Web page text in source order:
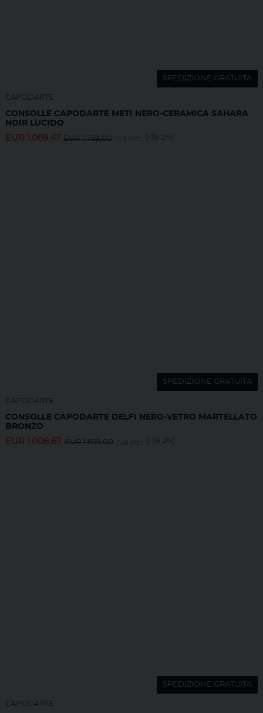
SPEDIZIONE GRATUITA
CAPODARTE
CONSOLLE CAPODARTE METI NERO-CERAMICA SAHARA
NOIR LUCIDO
EUR 1.069,47 EUR1.759,00 IVA incl. [-39.2%]
SPEDIZIONE GRATUITA
CAPODARTE
CONSOLLE CAPODARTE DELFI NERO-VETRO MARTELLATO
BRONZO
EUR 1.008,67 EUR1.659,00 IVA incl. [-39.2%]
SPEDIZIONE GRATUITA
CAPODARTE